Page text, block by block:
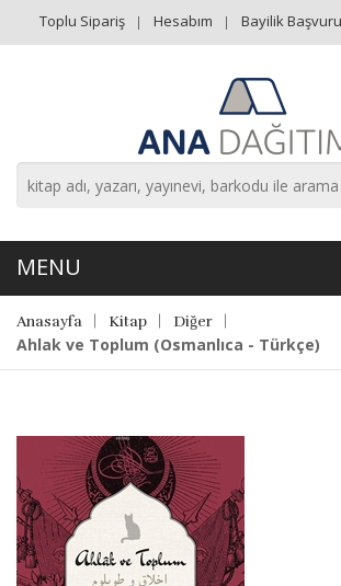
Toplu Sipariş Hesabım Bayilik
Anasayfa Kitap Diğer
Ahlak ve Toplum (Osmanlıca - Türkçe)